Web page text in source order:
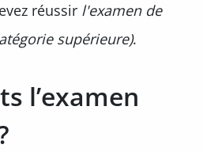
réussir l'examen de
supérieure).
l’examen